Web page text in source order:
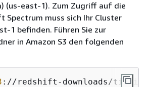
(us-east-1). Zum Zugriff auf die
Spectrum muss sich Ihr Cluster
1 befinden. Führen Sie zur
in Amazon S3 den folgenden
://redshift-downloads/tickit/